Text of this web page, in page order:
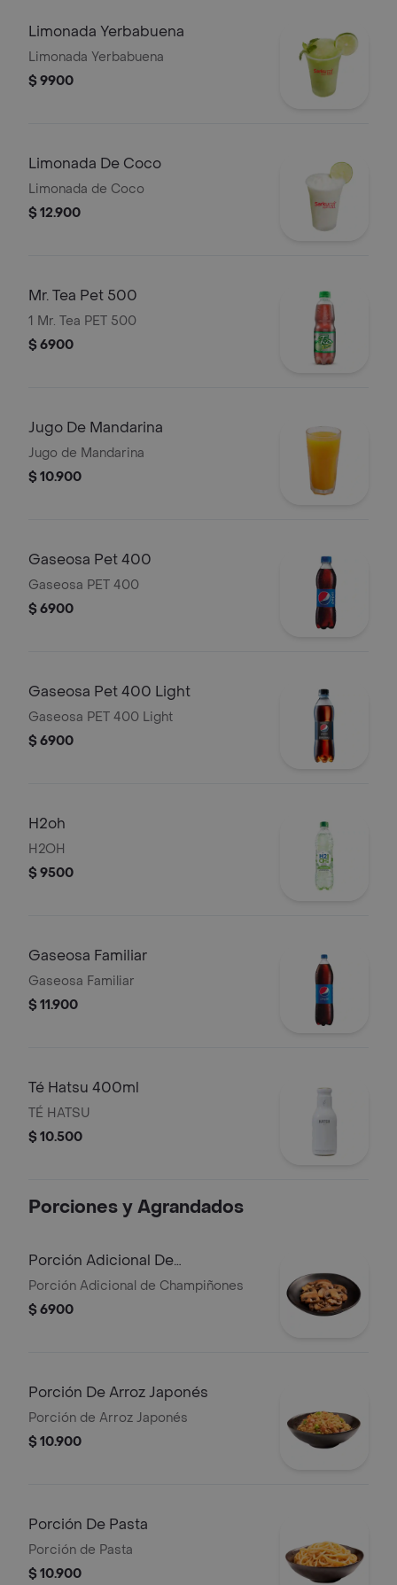
Limonada Yerbabuena
Limonada Yerbabuena
$ 9900
Limonada De Coco
Limonada de Coco
$ 12.900
Mr. Tea Pet 500
1 Mr. Tea PET 500
$ 6900
Jugo De Mandarina
Jugo de Mandarina
$ 10.900
Gaseosa Pet 400
Gaseosa PET 400
$ 6900
Gaseosa Pet 400 Light
Gaseosa PET 400 Light
$ 6900
H2oh
H2OH
$ 9500
Gaseosa Familiar
Gaseosa Familiar
$ 11.900
Té Hatsu 400ml
TÉ HATSU
$ 10.500
Porciones y Agrandados
Porción Adicional De
Champiñones
Porción Adicional de Champiñones
$ 6900
Porción De Arroz Japonés
Porción de Arroz Japonés
$ 10.900
Porción De Pasta
Porción de Pasta
$ 10.900